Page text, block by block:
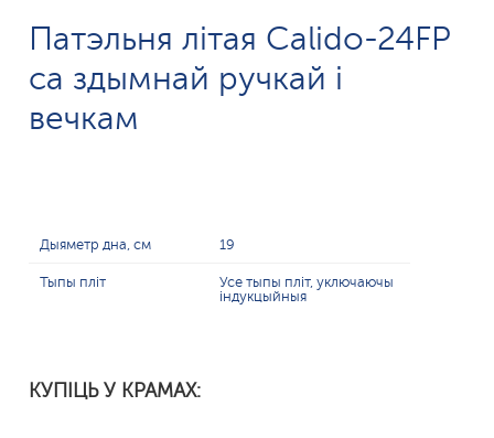
Патэльня літая Calido-24FP
са здымнай ручкай і
вечкам
Дыяметр дна, см 19
Тыпы пліт
Усе тыпы пліт, уключаючы
індукцыйныя
КУПІЦЬ У КРАМАХ: